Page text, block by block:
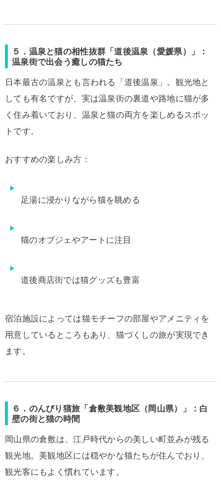
５．温泉と猫の相性抜群「道後温泉（愛媛県）」：
温泉街で出会う癒しの猫たち
日本最古の温泉とも言われる「道後温泉」。観光地と
しても有名ですが、実は温泉街の裏道や路地に猫が多
く住み着いており、温泉と猫の両方を楽しめるスポッ
トです。
おすすめの楽しみ方：
足湯に浸かりながら猫を眺める
猫のオブジェやアートに注目
道後商店街では猫グッズも豊富
宿泊施設によっては猫モチーフの部屋やアメニティを
用意しているところもあり、猫づくしの旅が実現でき
ます。
６．のんびり猫旅「倉敷美観地区（岡山県）」：白
壁の街と猫の時間
岡山県の倉敷は、江戸時代からの美しい町並みが残る
観光地。美観地区には穏やかな猫たちが住んでおり、
観光客にもよく慣れています。